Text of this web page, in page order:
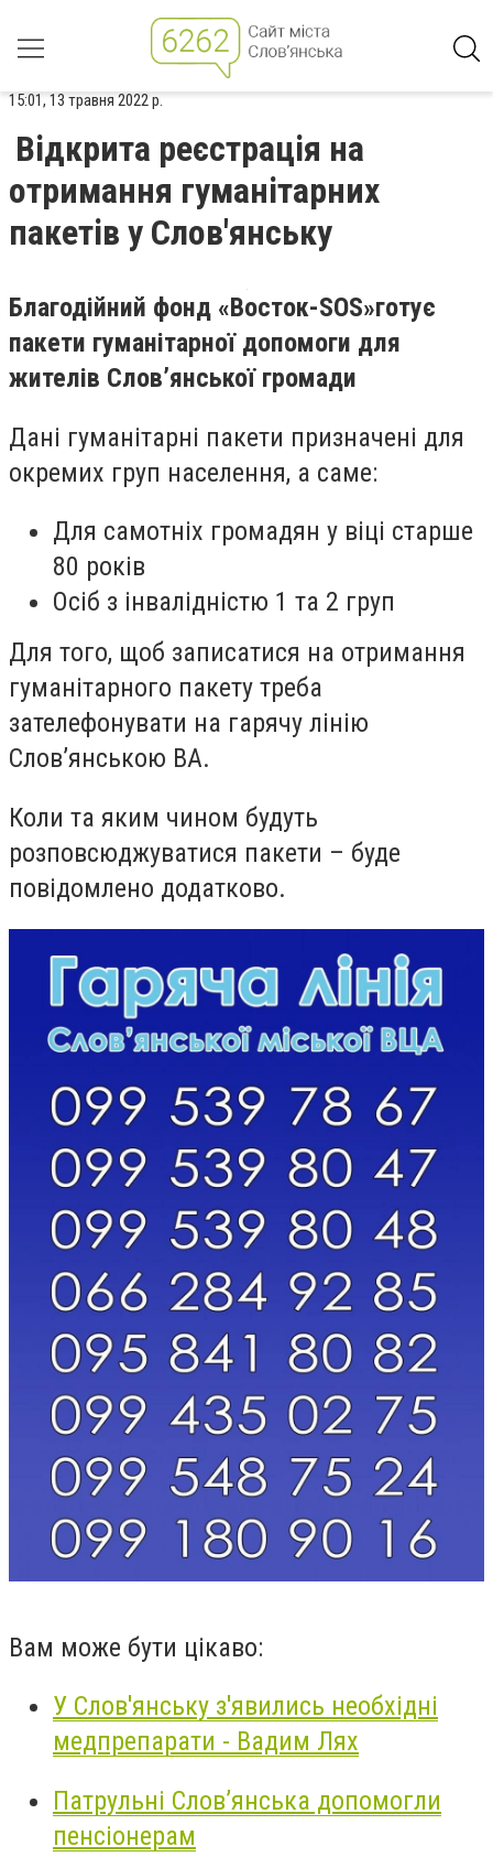
15:01, 13 травня 2022 р.
Відкрита реєстрація на
отримання гуманітарних
пакетів у Слов'янську
Благодійний фонд «Восток-SOS»готує
пакети гуманітарної допомоги для
жителів Слов’янської громади
Дані гуманітарні пакети призначені для
окремих груп населення, а саме:
Для самотніх громадян у віці старше
80 років
Осіб з інвалідністю 1 та 2 груп
Для того, щоб записатися на отримання
гуманітарного пакету треба
зателефонувати на гарячу лінію
Слов’янською ВА.
Коли та яким чином будуть
розповсюджуватися пакети – буде
повідомлено додатково.
Вам може бути цікаво:
У Слов'янську з'явились необхідні
медпрепарати - Вадим Лях
Патрульні Слов’янська допомогли
пенсіонерам